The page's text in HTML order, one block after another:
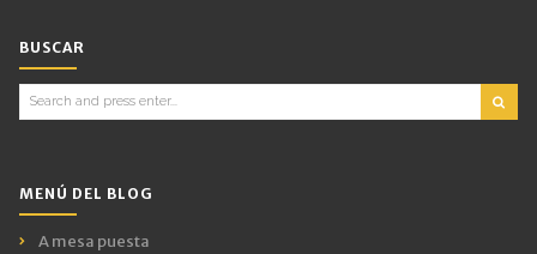
BUSCAR
Search
for:
MENÚ DEL BLOG
A mesa puesta